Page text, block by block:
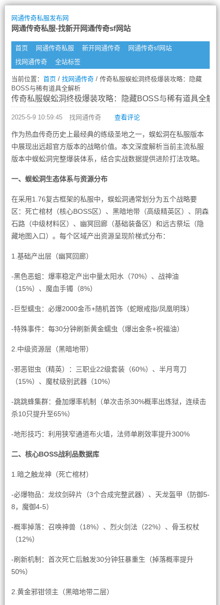
网通传奇私服发布网
网通传奇私服-找新开网通传奇sf网站
首页 网通传奇私服 新开网通传奇
网通传奇sf网站
找网通传奇
全站标签
当前位置： 首页/ 找网通传奇/ 传奇私服蜈蚣洞终极爆装攻略：隐藏
BOSS与稀有道具全解析
传奇私服蜈蚣洞终极爆装攻略：隐藏BOSS与稀有道具全解
2025-5-9 10:59:45 找网通传奇 查看评论
作为热血传奇历史上最经典的练级圣地之一，蜈蚣洞在私服版本
中展现出远超官方版本的战略价值。本文深度解析当前主流私服
版本中蜈蚣洞完整爆装体系，结合实战数据提供进阶打法攻略。
一、蜈蚣洞生态体系与资源分布
在采用1.76复古框架的私服中，蜈蚣洞通常划分为五个战略要
区：死亡棺材（核心BOSS区）、黑暗地带（高级精英区）、阴森
石路（中级材料区）、幽冥回廊（基础装备区）和远古祭坛（隐
藏地图入口）。每个区域产出资源呈现阶梯式分布：
1.基础产出层（幽冥回廊）
-黑色恶蛆：爆率稳定产出中量太阳水（70%）、战神油
（15%）、魔血手镯（8%）
-巨型蠕虫：必爆2000金币+随机首饰（蛇眼戒指/凤凰明珠）
-特殊事件：每30分钟刷新黄金蠕虫（爆出金条+祝福油）
2.中级资源层（黑暗地带）
-邪恶钳虫（精英）：三职业22级套装（60%）、半月弯刀
（15%）、魔杖级别武器（10%）
-跳跳蜂集群：叠加爆率机制（单次击杀30%概率出炼狱，连续击
杀10只提升至65%）
-地形技巧：利用狭窄通道布火墙，法师单刷效率提升300%
二、核心BOSS战利品数据库
1.暗之触龙神（死亡棺材）
-必爆物品：龙纹剑碎片（3个合成完整武器）、天龙盔甲（防御5-
8，魔御4-5）
-概率掉落：召唤神兽（18%）、烈火剑法（22%）、骨玉权杖
（12%）
-刷新机制：首次死亡后触发30分钟狂暴重生（掉落概率提升
50%）
2.黄金邪钳领主（黑暗地带二层）